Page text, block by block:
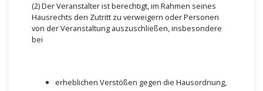
(2) Der Veranstalter ist berechtigt, im Rahmen seines
Hausrechts den Zutritt zu verweigern oder Personen
von der Veranstaltung auszuschließen, insbesondere
bei
erheblichen Verstößen gegen die Hausordnung,